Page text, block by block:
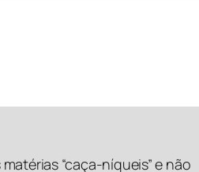
“caça-níqueis” e não